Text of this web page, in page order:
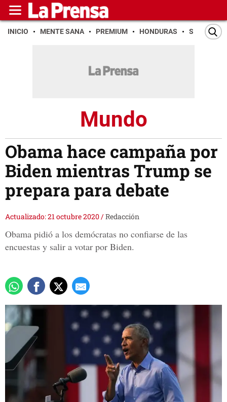
INICIO MENTE SANA PREMIUM HONDURAS SAN PEDRO
Mundo
Obama hace campaña por
Biden mientras Trump se
prepara para debate
Actualizado: 21 octubre 2020/Redacción
Obama pidió a los demócratas no confiarse de las
encuestas y salir a votar por Biden.